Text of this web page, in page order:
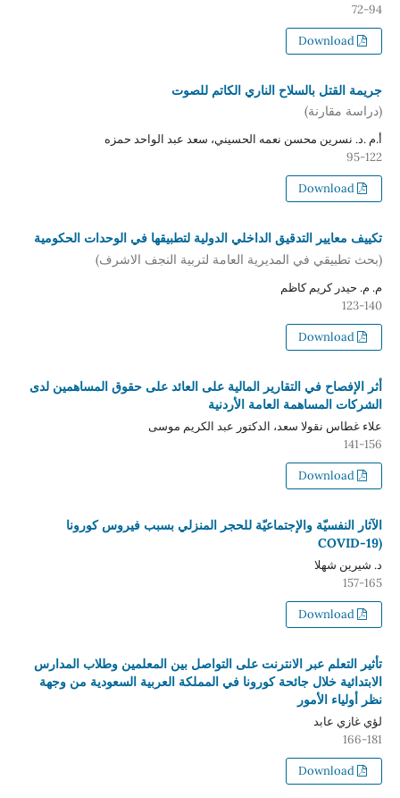
72-94
Download
جريمة القتل بالسلاح الناري الكاتم للصوت
(دراسة مقارنة)
أ.م .د. نسرين محسن نعمه الحسيني، سعد عبد الواحد حمزه
95-122
Download
تكييف معايير التدقيق الداخلي الدولية لتطبيقها في الوحدات الحكومية
(بحث تطبيقي في المديرية العامة لتربية النجف الاشرف)
م. م. حيدر كريم كاظم
123-140
Download
أثر الإفصاح في التقارير المالية على العائد على حقوق المساهمين لدى
الشركات المساهمة العامة الأردنية
علاء غطاس نقولا سعد، الدكتور عبد الكريم موسى
141-156
Download
الآثار النفسيّة والإجتماعيّة للحجر المنزلي بسبب فيروس كورونا
(COVID-19
د. شيرين شهلا
157-165
Download
تأثير التعلم عبر الانترنت على التواصل بين المعلمين وطلاب المدارس
الابتدائية خلال جائحة كورونا في المملكة العربية السعودية من وجهة
نظر أولياء الأمور
لؤي غازي عابد
166-181
Download